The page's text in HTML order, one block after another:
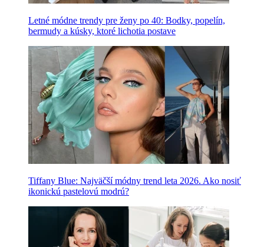
Letné módne trendy pre ženy po 40: Bodky, popelín,
bermudy a kúsky, ktoré lichotia postave
Tiffany Blue: Najväčší módny trend leta 2026. Ako nosiť
ikonickú pastelovú modrú?